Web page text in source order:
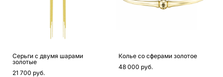
Серьги с двумя шарами
золотые
21 700 pуб.
Колье со сферами золотое
48 000 pуб.